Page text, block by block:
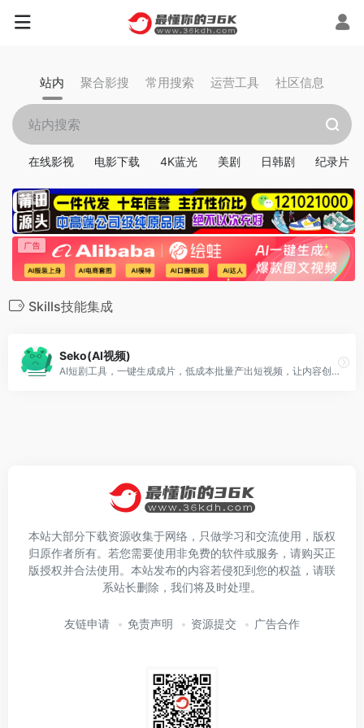
站内 聚合影搜 常用搜索 运营工具 社区信息
在线影视 电影下载 4K蓝光 美剧 日韩剧 纪录片
Skills技能集成
Seko(AI视频)
AI短剧工具，一键生成成片，低成本批量产出短视频，让内容创作效率倍增，人人都能高效出片。
本站大部分下载资源收集于网络，只做学习和交流使用，版权
归原作者所有。若您需要使用非免费的软件或服务，请购买正
版授权并合法使用。本站发布的内容若侵犯到您的权益，请联
系站长删除，我们将及时处理。
友链申请 免责声明 资源提交 广告合作